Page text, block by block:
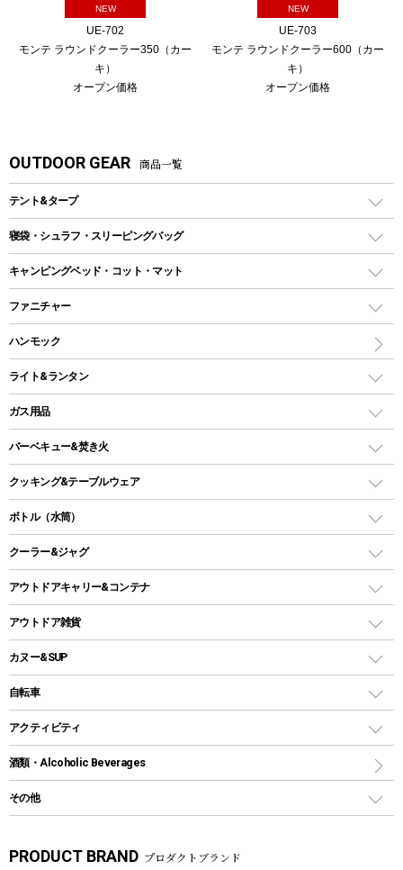
NEW
UE-702
モンテ ラウンドクーラー350（カー
キ）
オープン価格
NEW
UE-703
モンテ ラウンドクーラー600（カー
キ）
オープン価格
OUTDOOR GEAR 商品一覧
テント&タープ
テント
ツールームテント
ワンポールテント
シェルターテント
ロッジ型・オリジナルテント
タープ
スクエアタープ（レクタタープ）
メッシュタープ
自立式タープ
パラソル
テントアクセサリー
ペグ
グランドシート
ガイドロープ
ツール
寝袋・シュラフ・スリーピングバッグ
レクタングラー型（封筒型）シュラフ
インナーシュラフ
キャンピングベッド・コット・マット
キャンピングベッド・コット
インフレータブルマット
ファニチャー
アウトドアテーブル
レジャーシート
ハンモック
ライト&ランタン
LEDランタン
ガスランタン
オイルランタン
LEDライト
ヘッドライト
キャンドル
ガス用品
ガスバーナー
ガス缶
ガストーチ、ライター
バーベキュー&焚き火
バーベキューコンロ、グリル
焚き火台タイプ（ロースタイル）グリル
卓上タイプグリル
パーティータイプグリル
鉄板、アミ
焚き火台&ストーブ
火起こし
バーベキューツール
クッキング&テーブルウェア
ダッチオーブン
ホットサンドメーカー
クッカーセット
シェラカップ
クッキングツール
ナイフ
カトラリー
マグカップ、カップ
ボトル（水筒）
ステンレスボトル
コップ付きタイプ
ワンタッチタイプ
プラスチックボトル
ディズニーボトル
クーラー&ジャグ
クーラーボックス
クーラーバッグ
ウォータージャグ
保冷剤
アウトドアキャリー&コンテナ
アウトドアキャリー
アウトドア雑貨
バックパック&バッグ
リュック、バックパック
トートバッグ、サコッシュ
ショッピングキャリー
その他アウトドア雑貨
カヌー&SUP
インフレータブル
カヤック
パドル
ヘルメット
自転車
折りたたみ自転車
スポーツサイクル
シティサイクル
アクティビティ
マリン
ラッシュガード
酒類・Alcoholic Beverages
その他
湯たんぽ
PRODUCT BRAND プロダクトブランド